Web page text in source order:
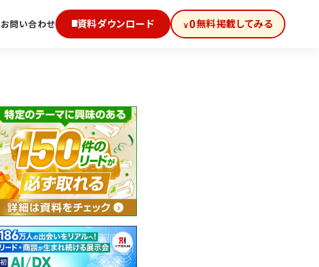
お問い合わせ 資料ダウンロード ￥0無料掲載してみる